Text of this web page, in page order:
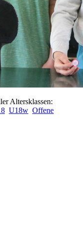
Altersklassen:
U18w Offene